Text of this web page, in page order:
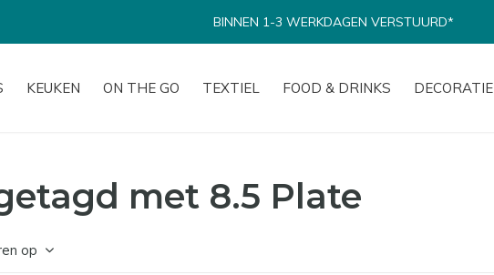
KEUKEN ON THE GO TEXTIEL FOOD & DRINKS DECORATIE
BINNEN 1-3 WERKDAGEN VERSTUURD*
met 8.5 Plate
op